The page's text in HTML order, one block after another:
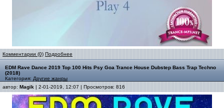
Комментарии (0) Подробнее
EDM Rave Dance 2019 Top 100 Hits Psy Goa Trance House Dubstep Bass Trap Techno
(2018)
Категория: Другие жанры
автор: Magik | 2-01-2019, 12:07 | Просмотров: 816